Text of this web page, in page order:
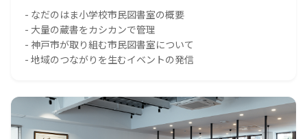
- なだのはま小学校市民図書室の概要
- 大量の蔵書をカシカンで管理
- 神戸市が取り組む市民図書室について
- 地域のつながりを生むイベントの発信